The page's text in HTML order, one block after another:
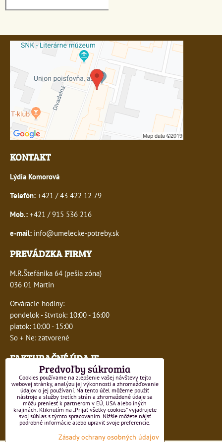
KONTAKT
Lýdia Komorová
Telefón: +421 / 43 422 12 79
Mob.: +421 / 915 536 216
e-mail: info@umelecke-potreby.sk
PREVÁDZKA FIRMY
M.R.Štefánika 64 (pešia zóna)
036 01 Martin
Otváracie hodiny:
pondelok - štvrtok: 10:00 - 16:00
piatok: 10:00 - 15:00
So + Ne: zatvorené
FAKTURAČNÉ ÚDAJE
IČO:41243277
DIČ:1047749593
IČ DPH:SK1047749593
Číslo živnostenského registra 550-15499
Predvoľby súkromia
Cookies používame na zlepšenie vašej návštevy tejto
webovej stránky, analýzu jej výkonnosti a zhromažďovanie
údajov o jej používaní. Na tento účel môžeme použiť
nástroje a služby tretích strán a zhromaždené údaje sa
môžu preniesť k partnerom v EÚ, USA alebo iných
krajinách. Kliknutím na „Prijať všetky cookies“ vyjadrujete
svoj súhlas s týmto spracovaním. Nižšie môžete nájsť
podrobné informácie alebo upraviť svoje preferencie.
Zásady ochrany osobných údajov